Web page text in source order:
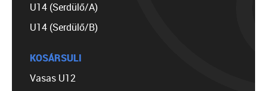
U14 (Serdülő/A)
U14 (Serdülő/B)
KOSÁRSULI
Vasas U12